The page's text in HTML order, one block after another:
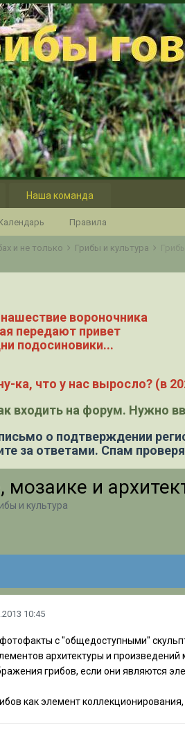
Правила
Наша команда
и не только Грибы и культура
вороночника
передают привет
подосиновики...
ка, что у нас выросло? (в
входить на форум. Нужно
о подтверждении
за ответами. Спам
мозаике и
и культура
10:45
с "общедоступными"
архитектуры и произведений
грибов, если они являются
как элемент